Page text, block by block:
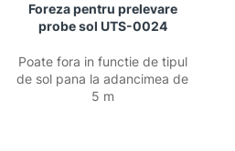
Foreza pentru prelevare
probe sol UTS-0024
Poate fora in functie de tipul
de sol pana la adancimea de
5 m